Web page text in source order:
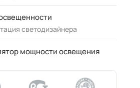
светодизайнера
мощности освещения